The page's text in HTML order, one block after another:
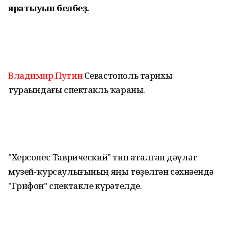
яратыуын беләбеҙ.
Владимир ПутинСевастополь тарихы
тураһындағы спектакль ҡараны.
"Херсонес Таврический" тип аталған дәүләт
музей-ҡурсаулығының яңы төҙөлгән сәхнәһендә
"Грифон" спектакле күрһәтелде.